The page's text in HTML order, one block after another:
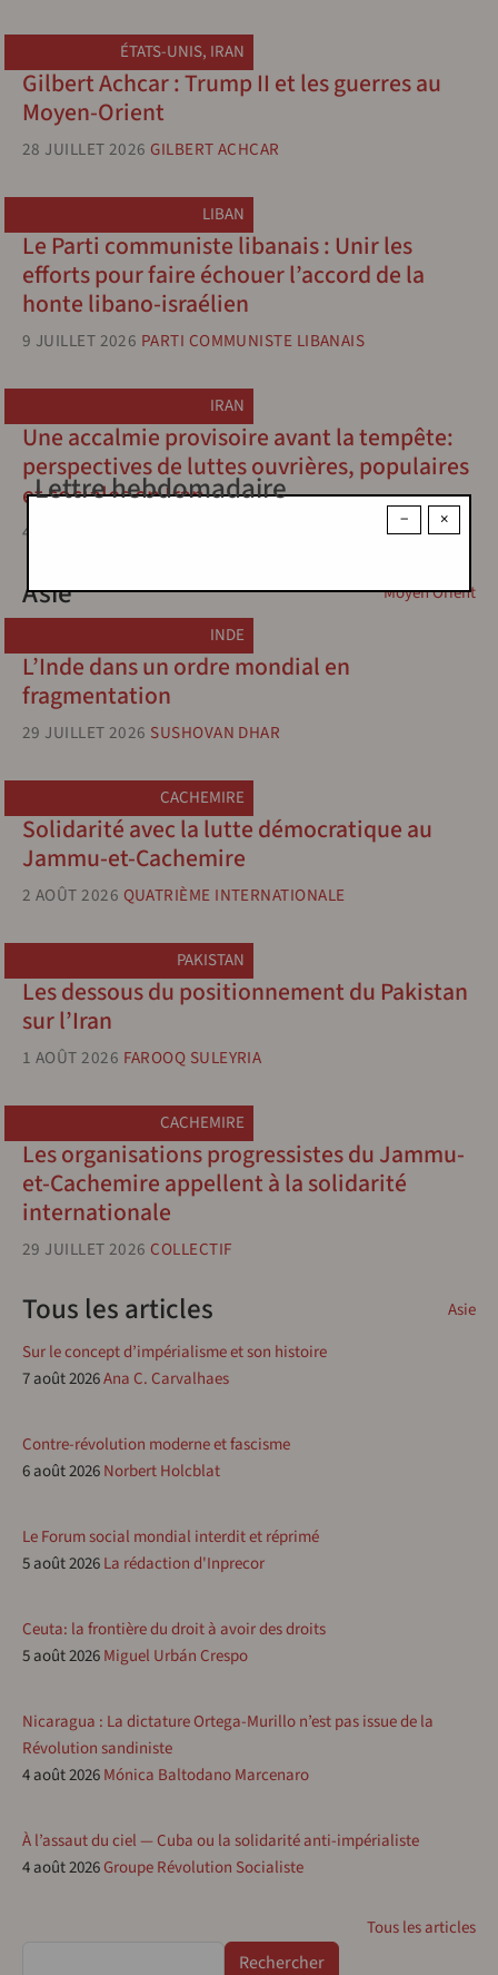
ÉTATS-UNIS, IRAN
Gilbert Achcar : Trump II et les guerres au
Moyen-Orient
28 JUILLET 2026 GILBERT ACHCAR
LIBAN
Le Parti communiste libanais : Unir les
efforts pour faire échouer l’accord de la
honte libano-israélien
9 JUILLET 2026 PARTI COMMUNISTE LIBANAIS
IRAN
Une accalmie provisoire avant la tempête:
perspectives de luttes ouvrières, populaires
et sociales en Iran
4 JUILLET 2026
Moyen Orient
Asie
INDE
L’Inde dans un ordre mondial en
fragmentation
29 JUILLET 2026 SUSHOVAN DHAR
CACHEMIRE
Solidarité avec la lutte démocratique au
Jammu-et-Cachemire
2 AOÛT 2026 QUATRIÈME INTERNATIONALE
PAKISTAN
Les dessous du positionnement du Pakistan
sur l’Iran
1 AOÛT 2026 FAROOQ SULEYRIA
CACHEMIRE
Les organisations progressistes du Jammu-
et-Cachemire appellent à la solidarité
internationale
29 JUILLET 2026 COLLECTIF
Asie
Tous les articles
Sur le concept d’impérialisme et son histoire
7 août 2026Ana C. Carvalhaes
Contre-révolution moderne et fascisme
6 août 2026Norbert Holcblat
Le Forum social mondial interdit et réprimé
5 août 2026La rédaction d'Inprecor
Ceuta: la frontière du droit à avoir des droits
5 août 2026Miguel Urbán Crespo
Nicaragua : La dictature Ortega-Murillo n’est pas issue de la
Révolution sandiniste
4 août 2026Mónica Baltodano Marcenaro
À l’assaut du ciel — Cuba ou la solidarité anti-impérialiste
4 août 2026Groupe Révolution Socialiste
Tous les articles
×
−
Lettre hebdomadaire